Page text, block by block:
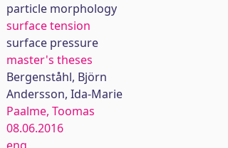
particle morphology
surface tension
surface pressure
master's theses
Bergenståhl, Björn
Andersson, Ida-Marie
Paalme, Toomas
08.06.2016